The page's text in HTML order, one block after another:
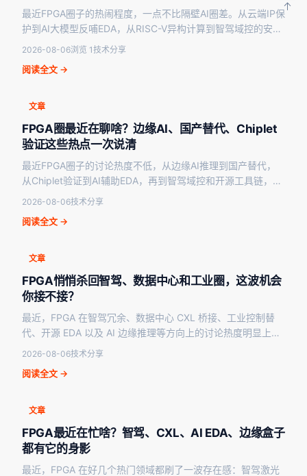
最近FPGA圈子的热闹程度，一点不比隔壁AI圈差。从云端IP保
护到AI大模型反哺EDA，从RISC-V异构计算到智驾域控的安全
协处理器，再到Chiplet测试革…
2026-08-06浏览 1技术分享
阅读全文 →
文章
FPGA圈最近在聊啥？边缘AI、国产替代、Chiplet
验证这些热点一次说清
最近FPGA圈子的讨论热度不低，从边缘AI推理到国产替代，
从Chiplet验证到AI辅助EDA，再到智驾域控和开源工具链，几
乎每个方向都有新动静。但说实话，这些…
2026-08-06技术分享
阅读全文 →
文章
FPGA悄悄杀回智驾、数据中心和工业圈，这波机会
你接不接？
最近，FPGA 在智驾冗余、数据中心 CXL 桥接、工业控制替
代、开源 EDA 以及 AI 边缘推理等方向上的讨论热度明显上
升。作为长期关注芯片与硬件生态的观察…
2026-08-06技术分享
阅读全文 →
文章
FPGA最近在忙啥？智驾、CXL、AI EDA、边缘盒子
都有它的身影
最近，FPGA 在好几个热门领域都刷了一波存在感：智驾激光